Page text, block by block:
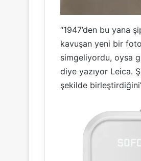
“1947’den bu yana
kavuşan yeni bir
simgeliyordu, oysa
diye yazıyor Leica.
şekilde